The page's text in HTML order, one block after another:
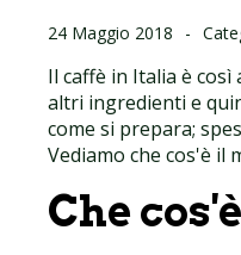
24 Maggio 2018 -
Il caffè in Italia è
altri ingredienti e
come si prepara;
Vediamo che cos'è il
Che